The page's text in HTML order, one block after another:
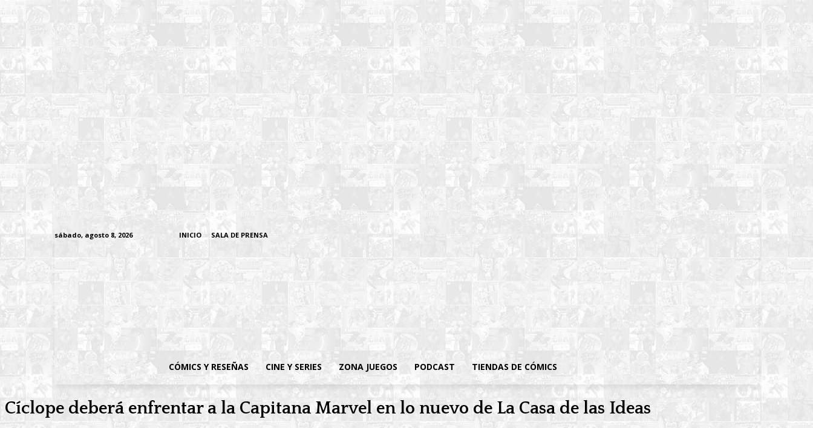
sábado, agosto 8, 2026 INICIO SALA DE PRENSA
CÓMICS Y RESEÑAS CINE Y SERIES ZONA JUEGOS PODCAST TIENDAS DE CÓMICS
Cíclope deberá enfrentar a la Capitana Marvel en lo nuevo de La Casa de las Ideas